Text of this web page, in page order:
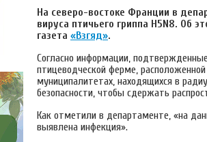
На северо-востоке Франции в
вируса птичьего гриппа H5N8. Об
газета «Взгяд».
Согласно информации,
птицеводческой ферме,
муниципалитетах, находящихся в
безопасности, чтобы сдержать
Как отметили в департаменте, «на
выявлена инфекция».